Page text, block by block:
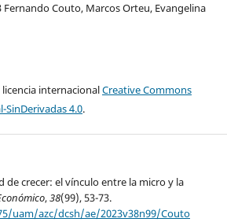
Fernando Couto, Marcos Orteu, Evangelina
internacionalCreative Commons
4.0.
de crecer: el vínculo entre la micro y la
,38(99), 53-73.
uam/azc/dcsh/ae/2023v38n99/Couto